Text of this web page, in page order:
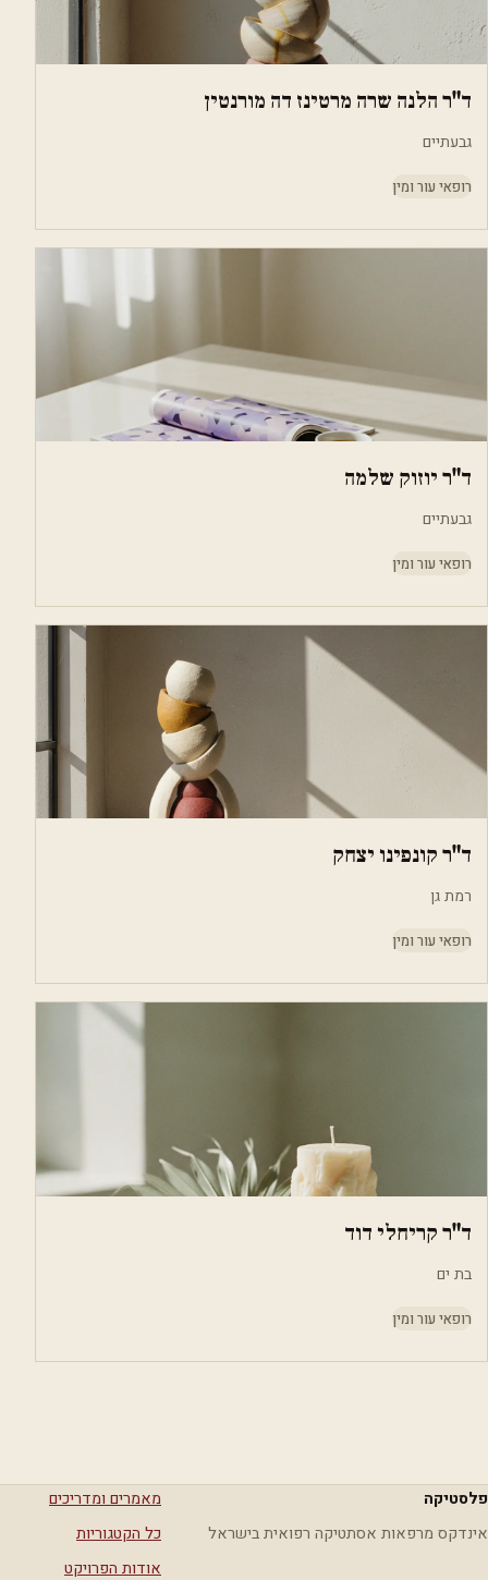
ד"ר הלנה שרה מרטינז דה מורנטין
גבעתיים
רופאי עור ומין
ד"ר יוזוק שלמה
גבעתיים
רופאי עור ומין
ד"ר קונפינו יצחק
רמת גן
רופאי עור ומין
ד"ר קריחלי דוד
בת ים
רופאי עור ומין
פלסטיקה
אינדקס מרפאות אסתטיקה רפואית בישראל
מאמרים ומדריכים
כל הקטגוריות
אודות הפרויקט